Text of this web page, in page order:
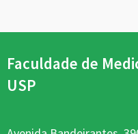
Faculdade de
USP